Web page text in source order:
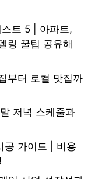
트 5 | 아파트,
링 꿀팁 공유해
부터 로컬 맛집까
저녁 스케줄과
공 가이드 | 비용